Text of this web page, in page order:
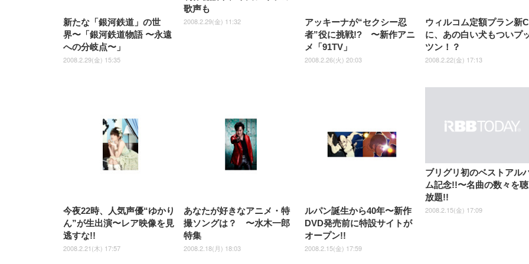
新たな「銀河鉄道」の世
界〜「銀河鉄道物語 〜永遠
への分岐点〜」
2008.2.29(金) 15:35
歌声も
2008.2.29(金) 11:32
アッキーナが“セクシー忍
者”役に挑戦!? 〜新作アニ
メ「91TV」
2008.2.26(火) 20:03
ウィルコム定額プラン新
に、あの白い犬もついプ
ツン！？
2008.2.22(金) 17:13
今夜22時、人気声優“ゆかり
ん”が生出演〜レア映像を見
逃すな!!
2008.2.21(木) 17:57
あなたが好きなアニメ・特
撮ソングは？ 〜水木一郎
特集
2008.2.18(月) 18:03
ルパン誕生から40年〜新作
DVD発売前に特設サイトが
オープン!!
2008.2.15(金) 17:59
ブリグリ初のベストアル
ム記念!!〜名曲の数々を聴
放題!!
2008.2.15(金) 17:09